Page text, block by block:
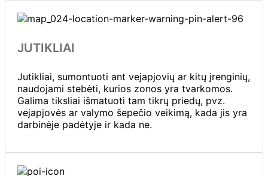
JUTIKLIAI
Jutikliai, sumontuoti ant vejapjovių ar kitų įrenginių,
naudojami stebėti, kurios zonos yra tvarkomos.
Galima tiksliai išmatuoti tam tikrų priedų, pvz.
vejapjovės ar valymo šepečio veikimą, kada jis yra
darbinėje padėtyje ir kada ne.